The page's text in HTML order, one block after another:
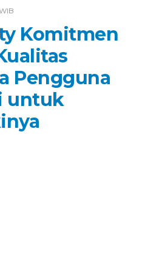
Komitmen
Pengguna
untuk